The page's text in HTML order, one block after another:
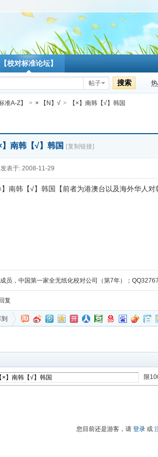
【校对标准论坛】
帖子 搜索
准A-Z】 > × 【N】√ > 【×】南韩【√】韩国
】南韩【√】韩国 [复制链接]
发表于: 2008-11-29
】南韩【√】韩国【前者为港澳台以及海外华人对
员，中国第一家全无纸化校对公司（第7年）；
回复
限
您目前还是游客，请 登录 或